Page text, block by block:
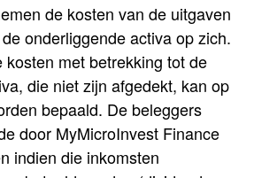
de kosten van de uitgaven
onderliggende activa op zich.
kosten met betrekking tot de
die niet zijn afgedekt, kan op
bepaald. De beleggers
door MyMicroInvest Finance
indien die inkomsten